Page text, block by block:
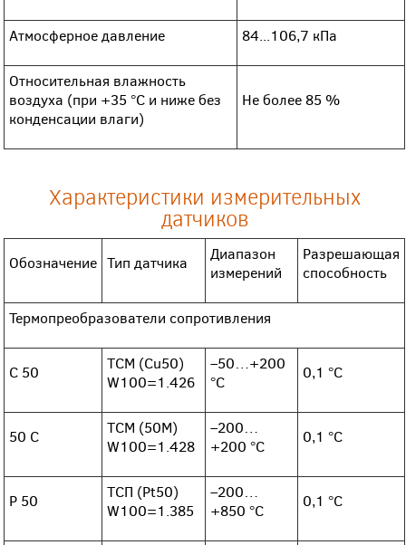
Атмосферное давление 84...106,7 кПа
Относительная влажность
воздуха (при +35 °С и ниже без
конденсации влаги)
Не более 85 %
Характеристики измерительных
датчиков
Обозначение Тип датчика
Диапазон
измерений
Разрешающая
способность
Термопреобразователи сопротивления
C 50
ТСМ (Cu50)
W100=1.426
–50…+200
°С
0,1 °С
50 C
ТСМ (50М)
W100=1.428
–200…
+200 °С
0,1 °С
P 50
ТСП (Pt50)
W100=1.385
–200…
+850 °С
0,1 °С